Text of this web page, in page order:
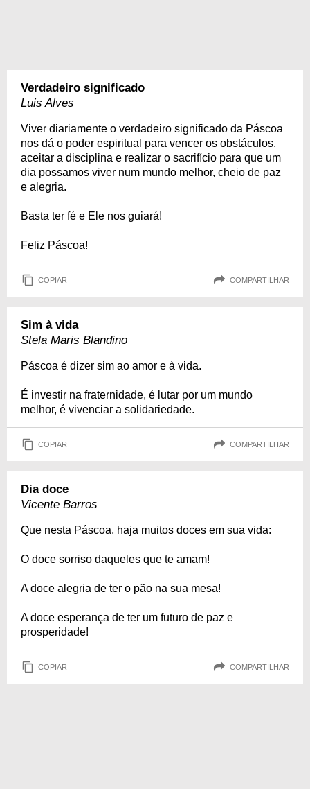
Verdadeiro significado
Luis Alves
Viver diariamente o verdadeiro significado da Páscoa
nos dá o poder espiritual para vencer os obstáculos,
aceitar a disciplina e realizar o sacrifício para que um
dia possamos viver num mundo melhor, cheio de paz
e alegria.
Basta ter fé e Ele nos guiará!
Feliz Páscoa!
COPIAR COMPARTILHAR
Sim à vida
Stela Maris Blandino
Páscoa é dizer sim ao amor e à vida.
É investir na fraternidade, é lutar por um mundo
melhor, é vivenciar a solidariedade.
COPIAR COMPARTILHAR
Dia doce
Vicente Barros
Que nesta Páscoa, haja muitos doces em sua vida:
O doce sorriso daqueles que te amam!
A doce alegria de ter o pão na sua mesa!
A doce esperança de ter um futuro de paz e
prosperidade!
COPIAR COMPARTILHAR